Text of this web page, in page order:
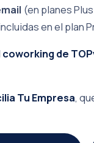
(en planes
en el plan
coworking de
Tu Empresa,